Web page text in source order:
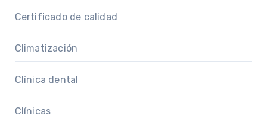
Certificado de calidad
Climatización
Clínica dental
Clínicas